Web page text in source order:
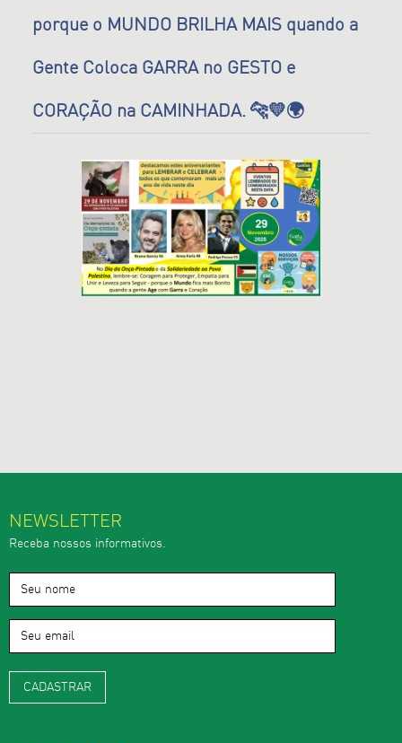
porque o MUNDO BRILHA MAIS quando a
Gente Coloca GARRA no GESTO e
CORAÇÃO na CAMINHADA. 🐆💛🌍
NEWSLETTER
Receba nossos informativos.